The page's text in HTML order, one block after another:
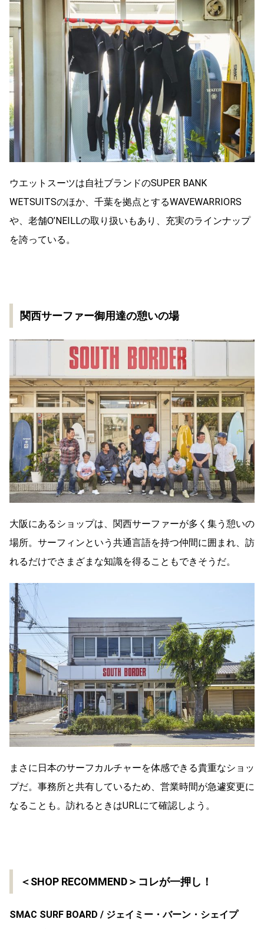
ウエットスーツは自社ブランドのSUPER BANK
WETSUITSのほか、千葉を拠点とするWAVEWARRIORS
や、老舗O’NEILLの取り扱いもあり、充実のラインナップ
を誇っている。
関西サーファー御用達の憩いの場
大阪にあるショップは、関西サーファーが多く集う憩いの
場所。サーフィンという共通言語を持つ仲間に囲まれ、訪
れるだけでさまざまな知識を得ることもできそうだ。
まさに日本のサーフカルチャーを体感できる貴重なショッ
プだ。事務所と共有しているため、営業時間が急遽変更に
なることも。訪れるときはURLにて確認しよう。
＜SHOP RECOMMEND＞コレが一押し！
SMAC SURF BOARD / ジェイミー・バーン・シェイプ